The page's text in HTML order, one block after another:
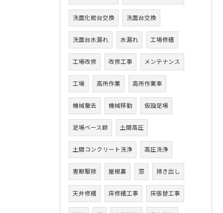
洗面化粧台交換 洗面台交換
洗面台水漏れ 水漏れ 工場修繕
工場改修 改修工事 メンテナンス
工場 高所作業 高所作業車
機械撤去 機械移動 仮設足場
足場ベース跡 土間高圧
土間コンクリート洗浄 高圧洗浄
害獣駆除 屋根裏 窓 掃き出し
天井修繕 床修繕工事 床張替工事